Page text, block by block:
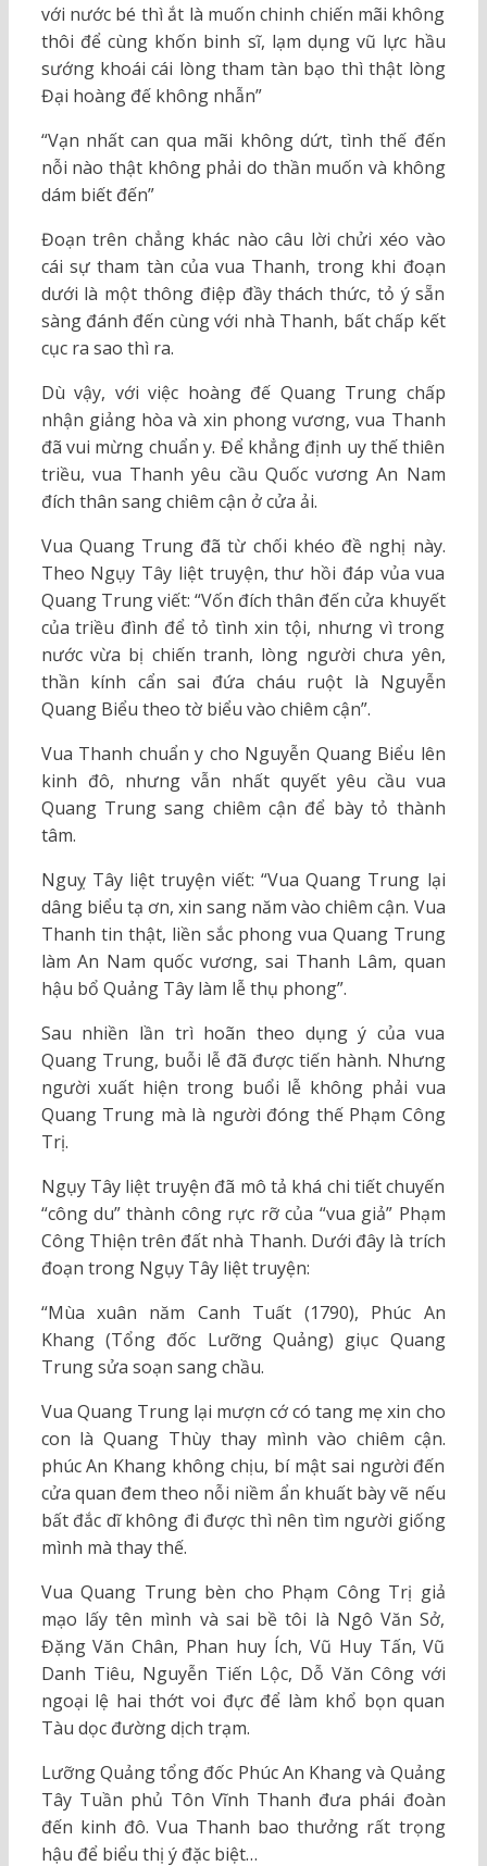
với nước bé thì ắt là muốn chinh chiến mãi không
thôi để cùng khốn binh sĩ, lạm dụng vũ lực hầu
sướng khoái cái lòng tham tàn bạo thì thật lòng
Đại hoàng đế không nhẫn”
“Vạn nhất can qua mãi không dứt, tình thế đến
nỗi nào thật không phải do thần muốn và không
dám biết đến”
Đoạn trên chẳng khác nào câu lời chửi xéo vào
cái sự tham tàn của vua Thanh, trong khi đoạn
dưới là một thông điệp đầy thách thức, tỏ ý sẵn
sàng đánh đến cùng với nhà Thanh, bất chấp kết
cục ra sao thì ra.
Dù vậy, với việc hoàng đế Quang Trung chấp
nhận giảng hòa và xin phong vương, vua Thanh
đã vui mừng chuẩn y. Để khẳng định uy thế thiên
triều, vua Thanh yêu cầu Quốc vương An Nam
đích thân sang chiêm cận ở cửa ải.
Vua Quang Trung đã từ chối khéo đề nghị này.
Theo Ngụy Tây liệt truyện, thư hồi đáp vủa vua
Quang Trung viết: “Vốn đích thân đến cửa khuyết
của triều đình để tỏ tình xin tội, nhưng vì trong
nước vừa bị chiến tranh, lòng người chưa yên,
thần kính cẩn sai đứa cháu ruột là Nguyễn
Quang Biểu theo tờ biểu vào chiêm cận”.
Vua Thanh chuẩn y cho Nguyễn Quang Biểu lên
kinh đô, nhưng vẫn nhất quyết yêu cầu vua
Quang Trung sang chiêm cận để bày tỏ thành
tâm.
Nguỵ Tây liệt truyện viết: “Vua Quang Trung lại
dâng biểu tạ ơn, xin sang năm vào chiêm cận. Vua
Thanh tin thật, liền sắc phong vua Quang Trung
làm An Nam quốc vương, sai Thanh Lâm, quan
hậu bổ Quảng Tây làm lễ thụ phong”.
Sau nhiền lần trì hoãn theo dụng ý của vua
Quang Trung, buỗi lễ đã được tiến hành. Nhưng
người xuất hiện trong buổi lễ không phải vua
Quang Trung mà là người đóng thế Phạm Công
Trị.
Ngụy Tây liệt truyện đã mô tả khá chi tiết chuyến
“công du” thành công rực rỡ của “vua giả” Phạm
Công Thiện trên đất nhà Thanh. Dưới đây là trích
đoạn trong Ngụy Tây liệt truyện:
“Mùa xuân năm Canh Tuất (1790), Phúc An
Khang (Tổng đốc Lưỡng Quảng) giục Quang
Trung sửa soạn sang chầu.
Vua Quang Trung lại mượn cớ có tang mẹ xin cho
con là Quang Thùy thay mình vào chiêm cận.
phúc An Khang không chịu, bí mật sai người đến
cửa quan đem theo nỗi niềm ẩn khuất bày vẽ nếu
bất đắc dĩ không đi được thì nên tìm người giống
mình mà thay thế.
Vua Quang Trung bèn cho Phạm Công Trị giả
mạo lấy tên mình và sai bề tôi là Ngô Văn Sở,
Đặng Văn Chân, Phan huy Ích, Vũ Huy Tấn, Vũ
Danh Tiêu, Nguyễn Tiến Lộc, Dỗ Văn Công với
ngoại lệ hai thớt voi đực để làm khổ bọn quan
Tàu dọc đường dịch trạm.
Lưỡng Quảng tổng đốc Phúc An Khang và Quảng
Tây Tuần phủ Tôn Vĩnh Thanh đưa phái đoàn
đến kinh đô. Vua Thanh bao thưởng rất trọng
hậu để biểu thị ý đặc biệt…